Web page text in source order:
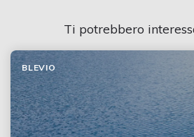
Ti potrebbero
BLEVIO